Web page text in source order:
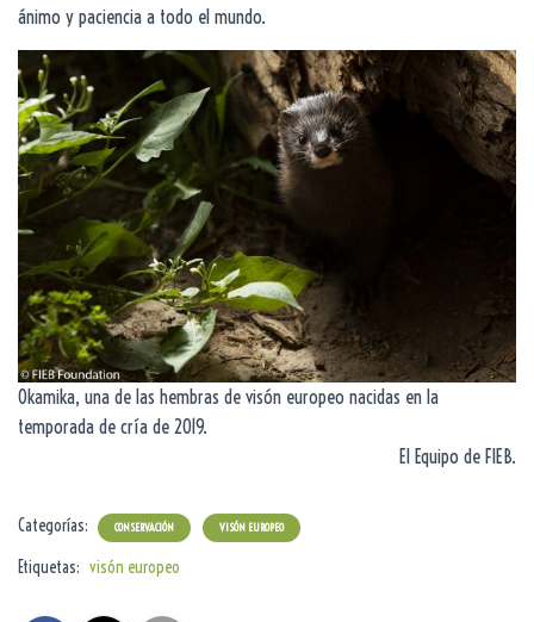
ánimo y paciencia a todo el mundo.
Okamika, una de las hembras de visón europeo nacidas en la
temporada de cría de 2019.
El Equipo de FIEB.
Categorías: CONSERVACIÓN VISÓN EUROPEO
Etiquetas: visón europeo